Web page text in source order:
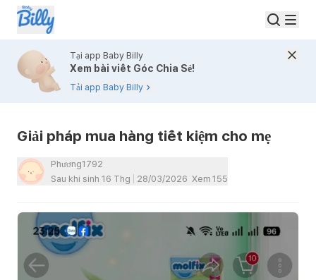
Tại app Baby Billy
Xem bài viết Góc Chia Sẻ!
Tải app Baby Billy
Giải pháp mua hàng tiết kiệm cho mẹ
Phương1792
Sau khi sinh 16 Thg
28/03/2026 Xem 155